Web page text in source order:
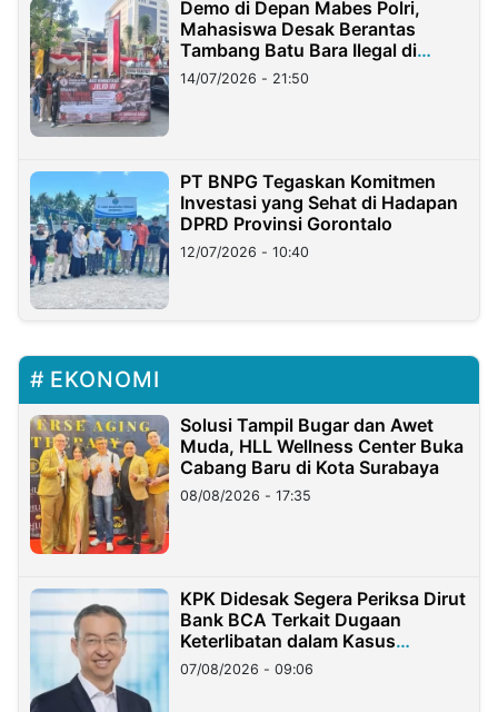
Demo di Depan Mabes Polri,
Mahasiswa Desak Berantas
Tambang Batu Bara Ilegal di
Lampung
14/07/2026 - 21:50
PT BNPG Tegaskan Komitmen
Investasi yang Sehat di Hadapan
DPRD Provinsi Gorontalo
12/07/2026 - 10:40
EKONOMI
Solusi Tampil Bugar dan Awet
Muda, HLL Wellness Center Buka
Cabang Baru di Kota Surabaya
08/08/2026 - 17:35
KPK Didesak Segera Periksa Dirut
Bank BCA Terkait Dugaan
Keterlibatan dalam Kasus
Hilangnya Dana Nasabah Rp2,58
Miliar
07/08/2026 - 09:06